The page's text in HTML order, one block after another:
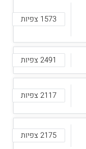
1573 צפיות
2491 צפיות
2117 צפיות
2175 צפיות